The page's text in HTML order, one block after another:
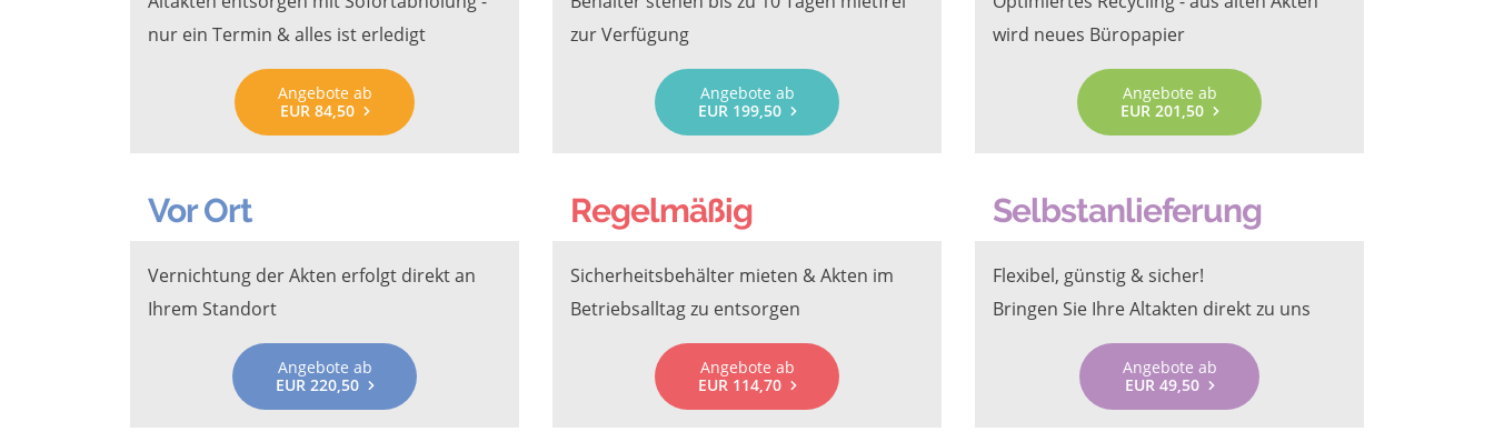
nur ein Termin & alles ist erledigt
Angebote ab
EUR 84,50
zur Verfügung
Angebote ab
EUR 199,50
wird neues Büropapier
Angebote ab
EUR 201,50
Vor Ort
Vernichtung der Akten erfolgt direkt an
Ihrem Standort
Angebote ab
EUR 220,50
Regelmäßig
Sicherheitsbehälter mieten & Akten im
Betriebsalltag zu entsorgen
Angebote ab
EUR 114,70
Selbstanlieferung
Flexibel, günstig & sicher!
Bringen Sie Ihre Altakten direkt zu uns
Angebote ab
EUR 49,50